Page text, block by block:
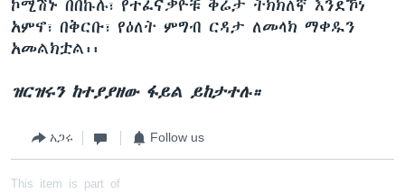
ኮሚሽኑ በበኩሉ፣ የተፈናቃዮቹ ቅሬታ ትክክለኛ እንደኾነ
አምኖ፣ በቅርቡ፣ የዕለት ምግብ ርዳታ ለመላክ ማቀዱን
አመልክቷል፡፡
ዝርዝሩን ከተያያዘው ፋይል ይከታተሉ።
አጋሩ Follow us
This item is part of